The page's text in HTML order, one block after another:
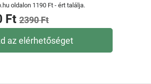
oldalon 1190 Ft - ért találja.
Ft 2390 Ft
az elérhetőséget